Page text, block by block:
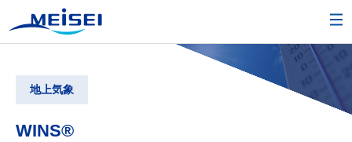
地上気象
WINS®